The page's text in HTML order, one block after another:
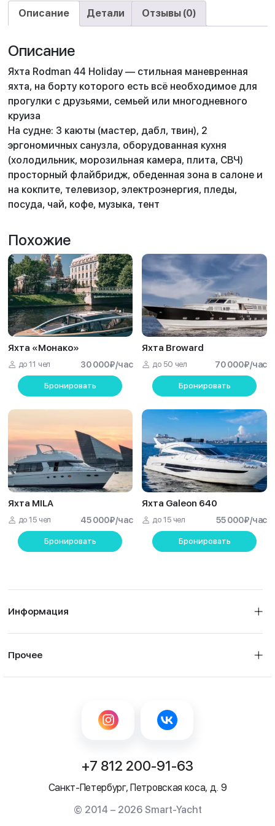
Описание Детали Отзывы (0)
Описание
Яхта Rodman 44 Holiday — стильная маневренная
яхта, на борту которого есть всё необходимое для
прогулки с друзьями, семьей или многодневного
круиза
На судне: 3 каюты (мастер, дабл, твин), 2
эргономичных санузла, оборудованная кухня
(холодильник, морозильная камера, плита, СВЧ)
просторный флайбридж, обеденная зона в салоне и
на кокпите, телевизор, электроэнергия, пледы,
посуда, чай, кофе, музыка, тент
Похожие
Яхта «Монако»
до 11 чел 30 000₽/час
Бронировать
Яхта Broward
до 50 чел 70 000₽/час
Бронировать
Яхта MILA
до 15 чел 45 000₽/час
Бронировать
Яхта Galeon 640
до 15 чел 55 000₽/час
Бронировать
Информация
Прочее
+7 812 200-91-63
Санкт-Петербург, Петровская коса, д. 9
© 2014 – 2026 Smart-Yacht